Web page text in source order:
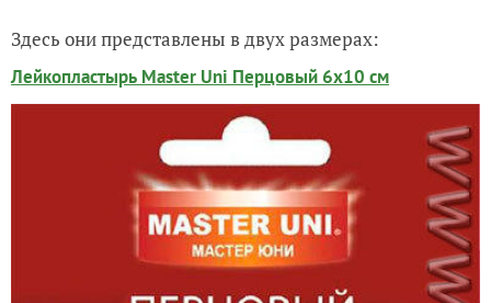
Здесь они представлены в двух размерах:
Лейкопластырь Master Uni Перцовый 6х10 см